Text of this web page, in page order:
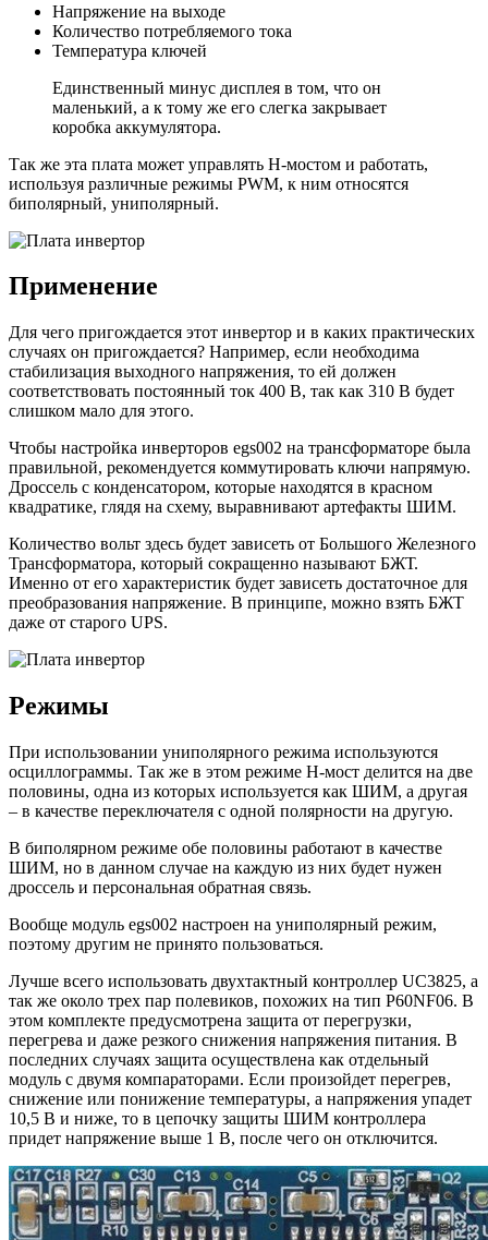
Напряжение на выходе
Количество потребляемого тока
Температура ключей
Единственный минус дисплея в том, что он
маленький, а к тому же его слегка закрывает
коробка аккумулятора.
Так же эта плата может управлять H-мостом и работать,
используя различные режимы PWM, к ним относятся
биполярный, униполярный.
Применение
Для чего пригождается этот инвертор и в каких практических
случаях он пригождается? Например, если необходима
стабилизация выходного напряжения, то ей должен
соответствовать постоянный ток 400 В, так как 310 В будет
слишком мало для этого.
Чтобы настройка инверторов egs002 на трансформаторе была
правильной, рекомендуется коммутировать ключи напрямую.
Дроссель с конденсатором, которые находятся в красном
квадратике, глядя на схему, выравнивают артефакты ШИМ.
Количество вольт здесь будет зависеть от Большого Железного
Трансформатора, который сокращенно называют БЖТ.
Именно от его характеристик будет зависеть достаточное для
преобразования напряжение. В принципе, можно взять БЖТ
даже от старого UPS.
Режимы
При использовании униполярного режима используются
осциллограммы. Так же в этом режиме Н-мост делится на две
половины, одна из которых используется как ШИМ, а другая
– в качестве переключателя с одной полярности на другую.
В биполярном режиме обе половины работают в качестве
ШИМ, но в данном случае на каждую из них будет нужен
дроссель и персональная обратная связь.
Вообще модуль egs002 настроен на униполярный режим,
поэтому другим не принято пользоваться.
Лучше всего использовать двухтактный контроллер UC3825, а
так же около трех пар полевиков, похожих на тип P60NF06. В
этом комплекте предусмотрена защита от перегрузки,
перегрева и даже резкого снижения напряжения питания. В
последних случаях защита осуществлена как отдельный
модуль с двумя компараторами. Если произойдет перегрев,
снижение или понижение температуры, а напряжения упадет
10,5 В и ниже, то в цепочку защиты ШИМ контроллера
придет напряжение выше 1 В, после чего он отключится.